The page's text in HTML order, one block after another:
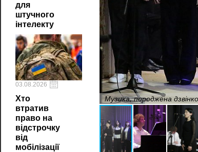
для
штучного
інтелекту
03.08.2026
Хто
втратив
право на
відстрочку
від
мобілізації
Музика, породжена